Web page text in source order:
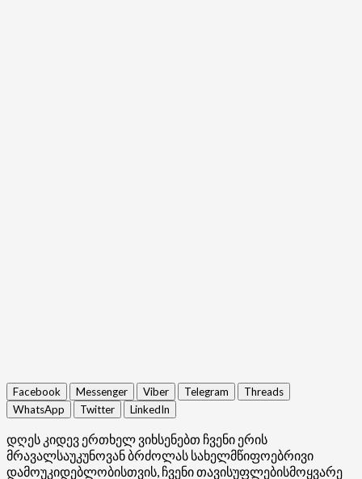
Facebook Messenger Viber Telegram
Threads
WhatsApp
Twitter LinkedIn
დღეს კიდევ ერთხელ ვიხსენებთ ჩვენი ერის
მრავალსაუკუნოვან ბრძოლას სახელმწიფოებრივი
დამოუკიდებლობისთვის, ჩვენი თავისუფლებისმოყვარე